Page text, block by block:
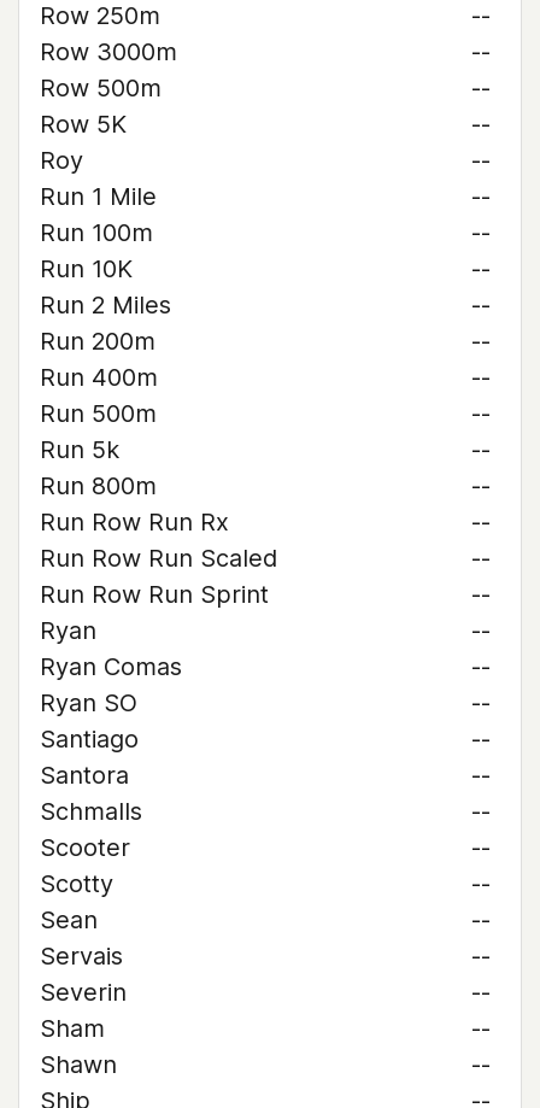
Row 250m
--
Row 3000m
--
Row 500m
--
Row 5K
--
Roy
--
Run 1 Mile
--
Run 100m
--
Run 10K
--
Run 2 Miles
--
Run 200m
--
Run 400m
--
Run 500m
--
Run 5k
--
Run 800m
--
Run Row Run Rx
--
Run Row Run Scaled
--
Run Row Run Sprint
--
Ryan
--
Ryan Comas
--
Ryan SO
--
Santiago
--
Santora
--
Schmalls
--
Scooter
--
Scotty
--
Sean
--
Servais
--
Severin
--
Sham
--
Shawn
--
Ship
--